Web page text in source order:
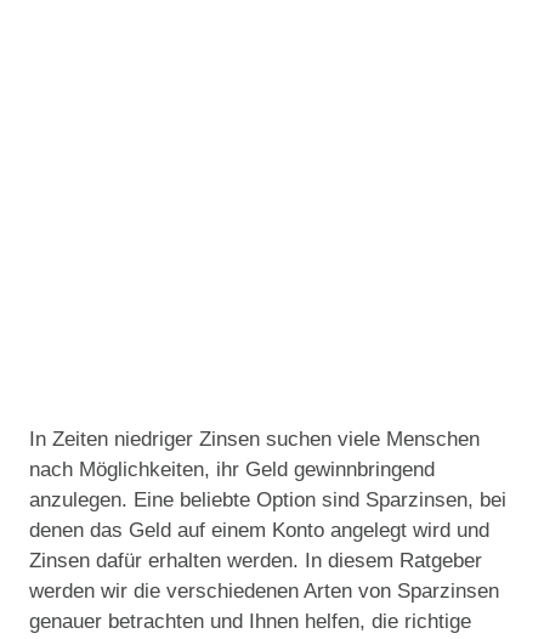
In Zeiten niedriger Zinsen suchen viele Menschen
nach Möglichkeiten, ihr Geld gewinnbringend
anzulegen. Eine beliebte Option sind Sparzinsen, bei
denen das Geld auf einem Konto angelegt wird und
Zinsen dafür erhalten werden. In diesem Ratgeber
werden wir die verschiedenen Arten von Sparzinsen
genauer betrachten und Ihnen helfen, die richtige